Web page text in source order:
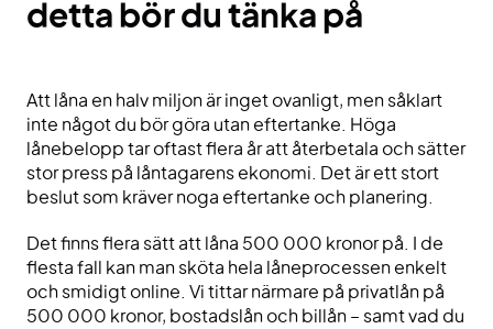
detta bör du tänka på
Att låna en halv miljon är inget ovanligt, men såklart
inte något du bör göra utan eftertanke. Höga
lånebelopp tar oftast flera år att återbetala och sätter
stor press på låntagarens ekonomi. Det är ett stort
beslut som kräver noga eftertanke och planering.
Det finns flera sätt att låna 500 000 kronor på. I de
flesta fall kan man sköta hela låneprocessen enkelt
och smidigt online. Vi tittar närmare på privatlån på
500 000 kronor, bostadslån och billån – samt vad du